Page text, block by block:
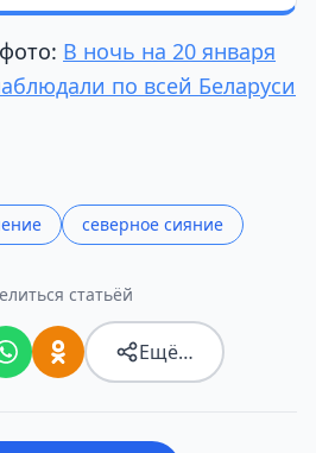
В ночь на 20 января
по всей Беларуси
северное сияние
статьёй
Ещё…